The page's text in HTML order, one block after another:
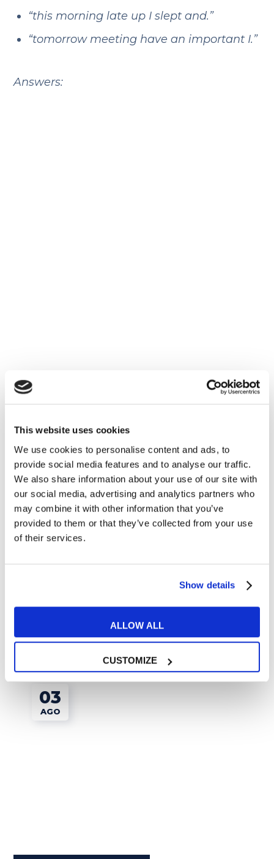
This website uses cookies
We use cookies to personalise content and ads, to
provide social media features and to analyse our traffic.
We also share information about your use of our site with
our social media, advertising and analytics partners who
may combine it with other information that you’ve
provided to them or that they’ve collected from your use
of their services.
Show details
ALLOW ALL
CUSTOMIZE
“this morning late up I slept and.”
“tomorrow meeting have an important I.”
Answers:
Alexandra P. – Teacher
5 film ambientati in Scozia
da non perdere
9 GENNAIO 2024
I migliori corsi di inglese a
Articoli correlati
03
AGO